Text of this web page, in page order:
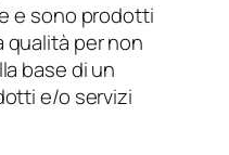
e sono prodotti
per non
base di un
e/o servizi